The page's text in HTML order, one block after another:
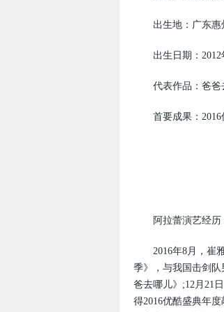
出生地：广东惠
出生日期：2012
代表作品：爸爸
首要成果：2016
阿拉蕾演艺经历
2016年8月，崔雅
季》，与我国击剑
爸去哪儿》;12月21
得2016优酷盛典年